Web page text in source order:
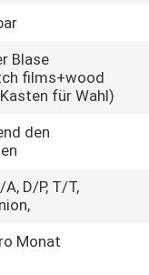
Blase
films+wood
für Wahl)
den
D/P, T/T,
Monat